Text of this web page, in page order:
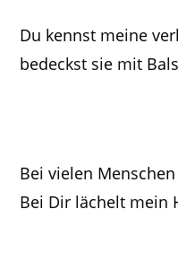
Du kennst meine
bedeckst sie mit
Bei vielen
Bei Dir lächelt mein